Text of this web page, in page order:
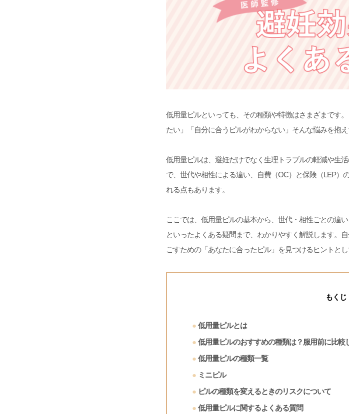
低用量ピルといっても、その種類や特徴はさまざまです
たい」「自分に合うピルがわからない」そんな悩みを抱
低用量ピルは、避妊だけでなく生理トラブルの軽減や生
で、世代や相性による違い、自費（OC）と保険（LEP）
れる点もあります。
ここでは、低用量ピルの基本から、世代・相性ごとの違
といったよくある疑問まで、わかりやすく解説します。
ごすための「あなたに合ったピル」を見つけるヒントと
もくじ
低用量ピルとは
低用量ピルのおすすめの種類は？服用前に比較
低用量ピルの種類一覧
ミニピル
ピルの種類を変えるときのリスクについて
低用量ピルに関するよくある質問